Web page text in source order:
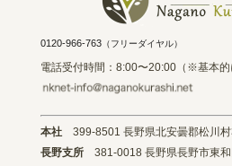
0120-966-763（フリーダイヤル）
電話受付時間：8:00〜20:00（※基本的
本社 399-8501 長野県北安曇郡松川
長野支所 381-0018 長野県長野市東